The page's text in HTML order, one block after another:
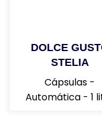
BIALETTI
Comprar YA
DOLCE
STELIA
Cápsulas -
Automática - 1